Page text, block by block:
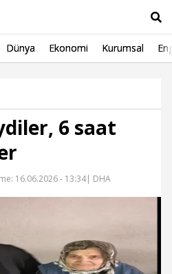
Dünya Ekonomi Kurumsal
6 saat
16.06.2026 - 13:34| DHA